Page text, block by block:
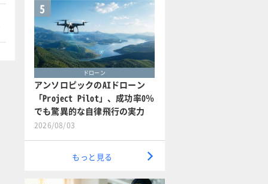
5
ドローン
アンソロピックのAIドローン
「Project Pilot」、成功率0％
でも驚異的な自律飛行の実力
2026/08/03
もっと見る